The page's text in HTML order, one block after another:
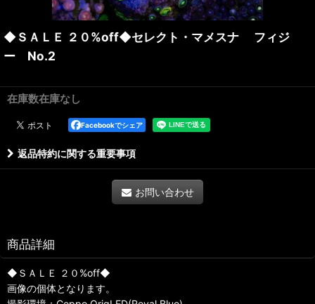
◆ＳＡＬＥ ２０%off◆セレクト・マメスナ フィジ
ー No.2
在庫数在庫なし
Facebookでシェア
返品特約に関する重要事項
お問い合わせ
商品詳細
◆ＳＡＬＥ ２０%off◆
画像の個体となります。